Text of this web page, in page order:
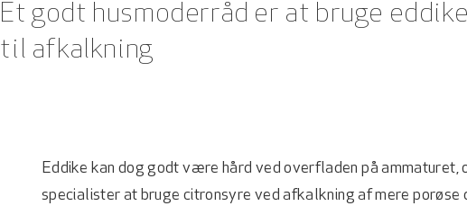
Et godt husmoderråd er at bruge
til afkalkning
Eddike kan dog godt være hård ved overfladen på
specialister at bruge citronsyre ved afkalkning af mere porøse